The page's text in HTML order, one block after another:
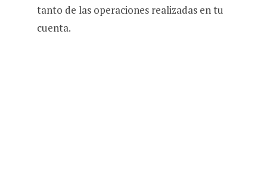
tanto de las operaciones realizadas en tu
cuenta.